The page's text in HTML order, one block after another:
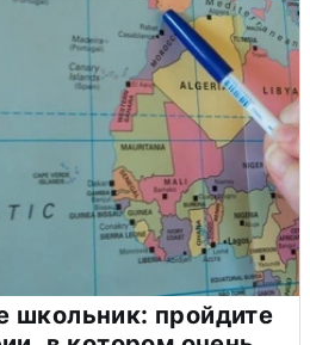
школьник: пройдите